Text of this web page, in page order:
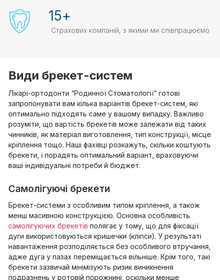
Страхових компаній, з якими ми співпрацюємо
15+
Види брекет-систем
Лікарі-ортодонти “Родинної Стоматології” готові
запропонувати вам кілька варіантів брекет-систем, які
оптимально підходять саме у вашому випадку. Важливо
розуміти, що вартість брекетів може залежати від таких
чинників, як матеріал виготовлення, тип конструкції, місце
кріплення тощо. Наші фахівці розкажуть, скільки коштують
брекети, і порадять оптимальний варіант, враховуючи
ваші індивідуальні потреби й бюджет.
Самолігуючі брекети
Брекет-системи з особливим типом кріплення, а також
менш масивною конструкцією. Основна особливість
самолігуючих брекетів полягає у тому, що для фіксації
дуги використовуються кришечки (кліпси). У результаті
навантаження розподіляється без особливого втручання,
адже дуга у пазах переміщається вільніше. Крім того, такі
брекети зазвичай мінімізують ризик виникнення
подразнень у ротовій порожнині, оскільки менше